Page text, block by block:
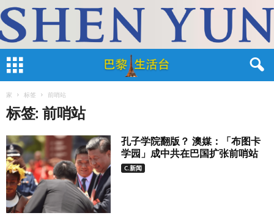
家 标签 前哨站
标签: 前哨站
孔子学院翻版？ 澳媒：「布图卡
学园」成中共在巴国扩张前哨站
C.新闻